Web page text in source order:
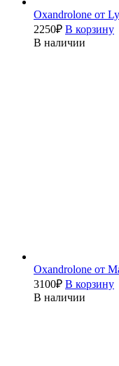
Oxandrolone от
2250₽ В корзину
В наличии
Oxandrolone от
3100₽ В корзину
В наличии